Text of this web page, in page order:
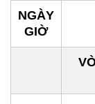
NGÀY
GIỜ